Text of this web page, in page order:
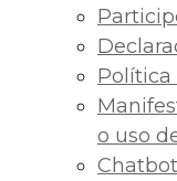
Política
o uso